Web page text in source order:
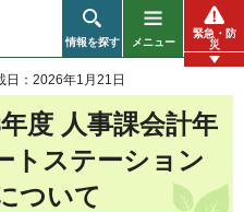
情報を探す メニュー
緊急・防
災
日：2026年1月21日
度 人事課会計年
トステーション
ついて